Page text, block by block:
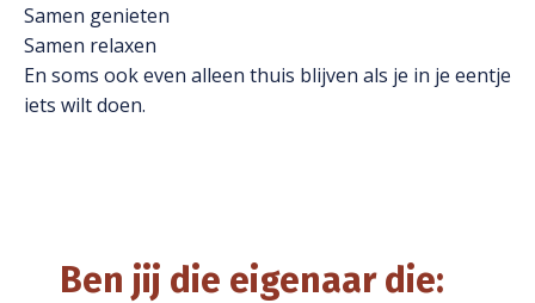
Samen genieten
Samen relaxen
En soms ook even alleen thuis blijven als je in je eentje
iets wilt doen.
Ben jij die eigenaar die: